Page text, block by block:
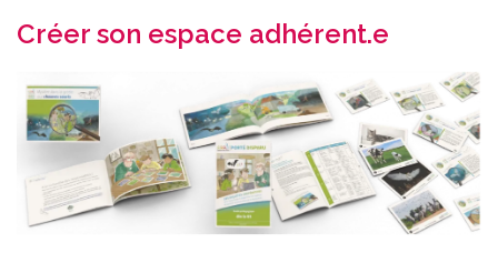
Créer son espace adhérent.e